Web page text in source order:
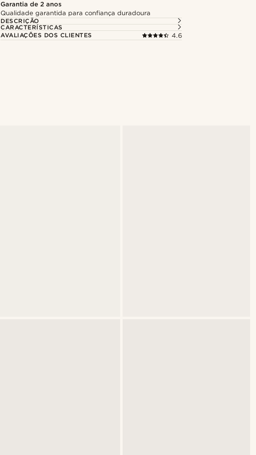
Garantia de 2 anos
Qualidade garantida para confiança duradoura
DESCRIÇÃO
CARACTERÍSTICAS
AVALIAÇÕES DOS CLIENTES
4.6